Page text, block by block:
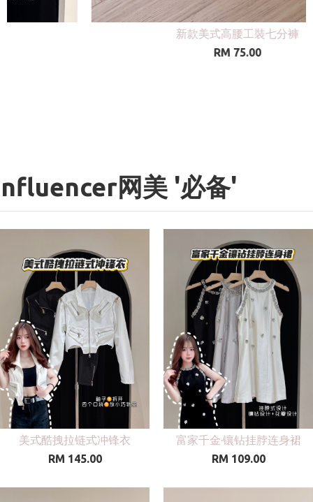
百搭牛仔直筒工装长裤
网美 '必备'
美式酷拽拉链式冲锋衣
RM 145.00
富家千金·镶钻挂脖连身裙
RM 109.00